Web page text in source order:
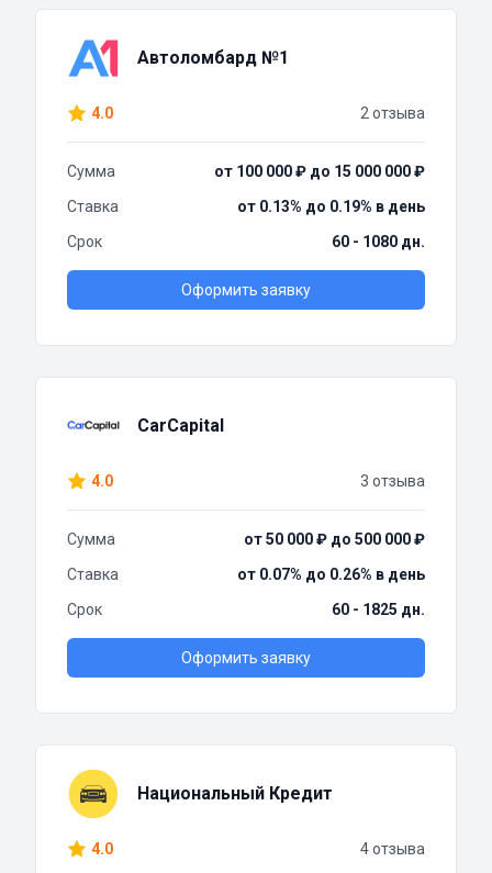
Автоломбард №1
4.0 2 отзыва
Сумма
от 100 000 ₽ до 15 000 000 ₽
Ставка
от 0.13% до 0.19% в день
Срок
60 - 1080 дн.
Оформить заявку
CarCapital
4.0 3 отзыва
Сумма
от 50 000 ₽ до 500 000 ₽
Ставка
от 0.07% до 0.26% в день
Срок
60 - 1825 дн.
Оформить заявку
Национальный Кредит
4.0 4 отзыва